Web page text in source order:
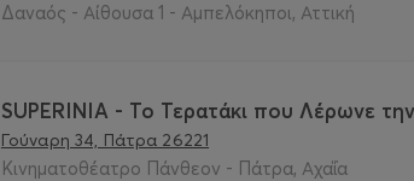
Δαναός - Αίθουσα 1 - Αμπελόκηποι, Αττική
SUPERINIA - Το Τερατάκι που Λέρωνε
Γούναρη 34, Πάτρα 26221
Κινηματοθέατρο Πάνθεον - Πάτρα, Αχαΐα